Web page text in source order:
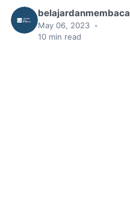
belajardanmembaca
May 06, 2023 •
10 min read